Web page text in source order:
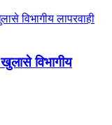
विभागीय